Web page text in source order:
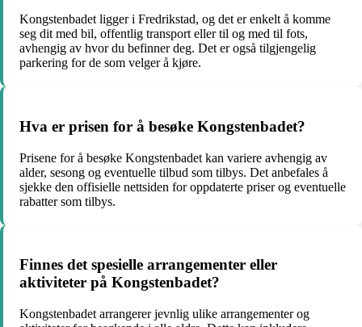
Kongstenbadet ligger i Fredrikstad, og det er enkelt å komme
seg dit med bil, offentlig transport eller til og med til fots,
avhengig av hvor du befinner deg. Det er også tilgjengelig
parkering for de som velger å kjøre.
Hva er prisen for å besøke Kongstenbadet?
Prisene for å besøke Kongstenbadet kan variere avhengig av
alder, sesong og eventuelle tilbud som tilbys. Det anbefales å
sjekke den offisielle nettsiden for oppdaterte priser og eventuelle
rabatter som tilbys.
Finnes det spesielle arrangementer eller
aktiviteter på Kongstenbadet?
Kongstenbadet arrangerer jevnlig ulike arrangementer og